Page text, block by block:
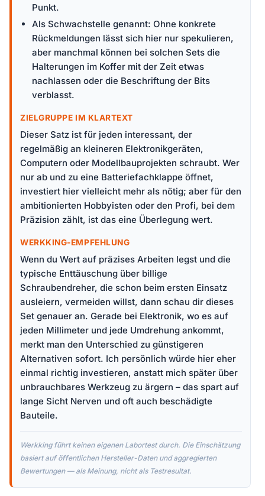
Punkt.
Als Schwachstelle genannt: Ohne konkrete
Rückmeldungen lässt sich hier nur spekulieren,
aber manchmal können bei solchen Sets die
Halterungen im Koffer mit der Zeit etwas
nachlassen oder die Beschriftung der Bits
verblasst.
ZIELGRUPPE IM KLARTEXT
Dieser Satz ist für jeden interessant, der
regelmäßig an kleineren Elektronikgeräten,
Computern oder Modellbauprojekten schraubt. Wer
nur ab und zu eine Batteriefachklappe öffnet,
investiert hier vielleicht mehr als nötig; aber für den
ambitionierten Hobbyisten oder den Profi, bei dem
Präzision zählt, ist das eine Überlegung wert.
WERKKING-EMPFEHLUNG
Wenn du Wert auf präzises Arbeiten legst und die
typische Enttäuschung über billige
Schraubendreher, die schon beim ersten Einsatz
ausleiern, vermeiden willst, dann schau dir dieses
Set genauer an. Gerade bei Elektronik, wo es auf
jeden Millimeter und jede Umdrehung ankommt,
merkt man den Unterschied zu günstigeren
Alternativen sofort. Ich persönlich würde hier eher
einmal richtig investieren, anstatt mich später über
unbrauchbares Werkzeug zu ärgern – das spart auf
lange Sicht Nerven und oft auch beschädigte
Bauteile.
Werkking führt keinen eigenen Labortest durch. Die Einschätzung
basiert auf öffentlichen Hersteller-Daten und aggregierten
Bewertungen — als Meinung, nicht als Testresultat.